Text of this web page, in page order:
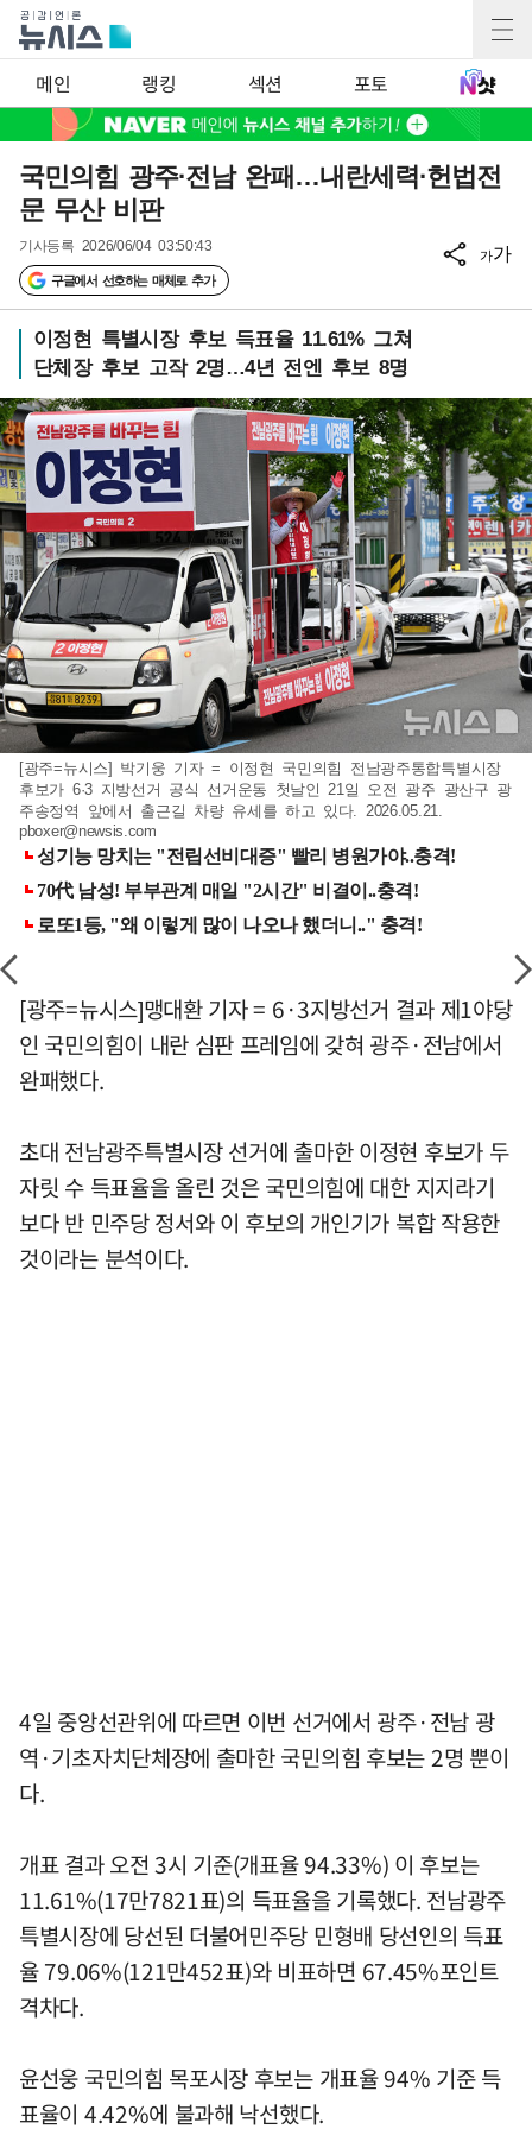
메인 랭킹 섹션 포토
국민의힘 광주·전남 완패…내란세력·헌법전
문 무산 비판
기사등록 2026/06/04 03:50:43
구글에서 선호하는 매체로 추가
가가
이정현 특별시장 후보 득표율 11.61% 그쳐
단체장 후보 고작 2명…4년 전엔 후보 8명
[광주=뉴시스] 박기웅 기자 = 이정현 국민의힘 전남광주통합특별시장
후보가 6·3 지방선거 공식 선거운동 첫날인 21일 오전 광주 광산구 광
주송정역 앞에서 출근길 차량 유세를 하고 있다. 2026.05.21.
pboxer@newsis.com
[광주=뉴시스]맹대환 기자 = 6·3지방선거 결과 제1야당
인 국민의힘이 내란 심판 프레임에 갖혀 광주·전남에서
완패했다.
초대 전남광주특별시장 선거에 출마한 이정현 후보가 두
자릿 수 득표율을 올린 것은 국민의힘에 대한 지지라기
보다 반 민주당 정서와 이 후보의 개인기가 복합 작용한
것이라는 분석이다.
4일 중앙선관위에 따르면 이번 선거에서 광주·전남 광
역·기초자치단체장에 출마한 국민의힘 후보는 2명 뿐이
다.
개표 결과 오전 3시 기준(개표율 94.33%) 이 후보는
11.61%(17만7821표)의 득표율을 기록했다. 전남광주
특별시장에 당선된 더불어민주당 민형배 당선인의 득표
율 79.06%(121만452표)와 비표하면 67.45%포인트
격차다.
윤선웅 국민의힘 목포시장 후보는 개표율 94% 기준 득
표율이 4.42%에 불과해 낙선했다.